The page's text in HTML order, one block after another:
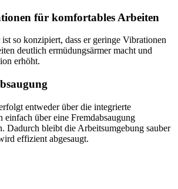
für komfortables Arbeiten
so konzipiert, dass er geringe Vibrationen
deutlich ermüdungsärmer macht und
erhöht.
entweder über die integrierte
einfach über eine Fremdabsaugung
Dadurch bleibt die Arbeitsumgebung sauber
effizient abgesaugt.